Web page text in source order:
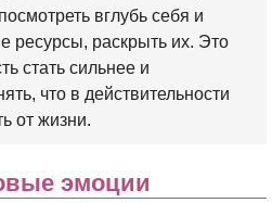
вглубь себя и
ресурсы, раскрыть их. Это
стать сильнее и
что в действительности
от жизни.
эмоции